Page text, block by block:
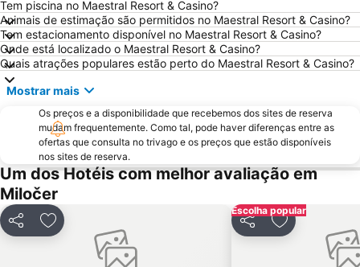
Miami Beach
Tem piscina no Maestral Resort & Casino?
Animais de estimação são permitidos no Maestral Resort & Casino?
Tem estacionamento disponível no Maestral Resort & Casino?
Onde está localizado o Maestral Resort & Casino?
Quais atrações populares estão perto do Maestral Resort & Casino?
Mostrar mais
Os preços e a disponibilidade que recebemos dos sites de reserva
mudam frequentemente. Como tal, pode haver diferenças entre as
ofertas que consulta no trivago e os preços que estão disponíveis
nos sites de reserva.
Um dos Hotéis com melhor avaliação em
Miločer
PartilharAdicionar aos favoritos
Escolha popular
PartilharAdicionar